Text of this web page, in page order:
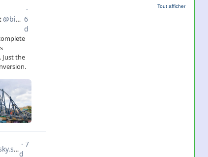
Tout afficher